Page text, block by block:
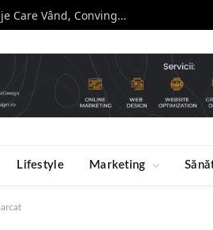
Curs de Copywriting – Drumul către Mesaje Care Vând, Conving și Construiesc Branduri Puternice
Lifestyle Marketing